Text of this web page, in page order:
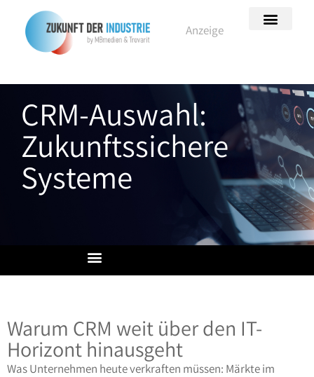
Anzeige
CRM-Auswahl:
Zukunftssichere
Systeme
Warum CRM weit über den IT-
Horizont hinausgeht
Was Unternehmen heute verkraften müssen: Märkte im